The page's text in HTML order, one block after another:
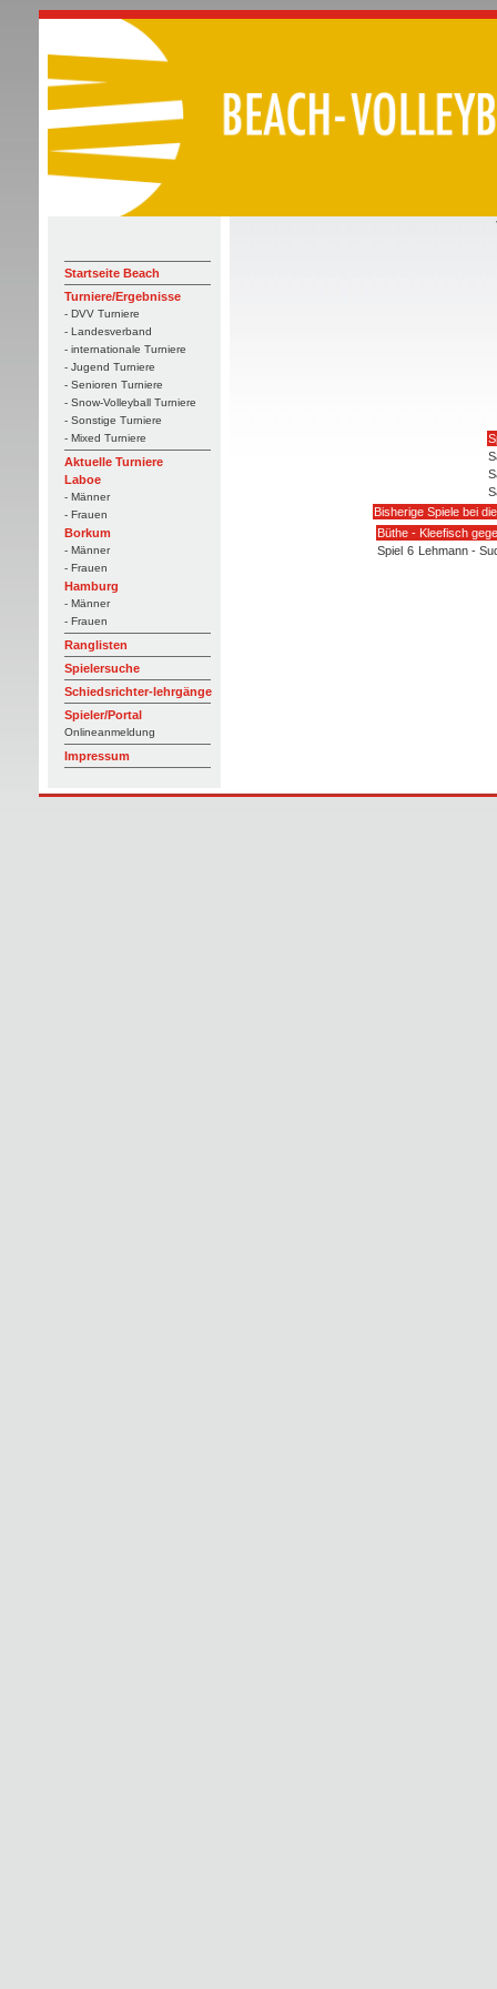
Startseite Beach
Turniere/Ergebnisse
- DVV Turniere
- Landesverband
- internationale Turniere
- Jugend Turniere
- Senioren Turniere
- Snow-Volleyball Turniere
- Sonstige Turniere
- Mixed Turniere
Aktuelle Turniere
Laboe
- Männer
- Frauen
Borkum
- Männer
- Frauen
Hamburg
- Männer
- Frauen
Ranglisten
Spielersuche
Schiedsrichter-lehrgänge
Spieler/Portal
Onlineanmeldung
Impressum
Bisherige Spiele bei
Büthe - Kleefisch
Spiel 6 Lehmann -